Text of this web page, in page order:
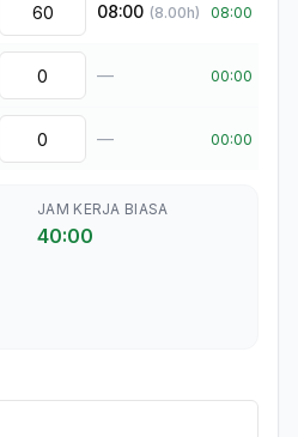
08:00 (8.00h) 08:00
— 00:00
— 00:00
JAM KERJA BIASA
40:00